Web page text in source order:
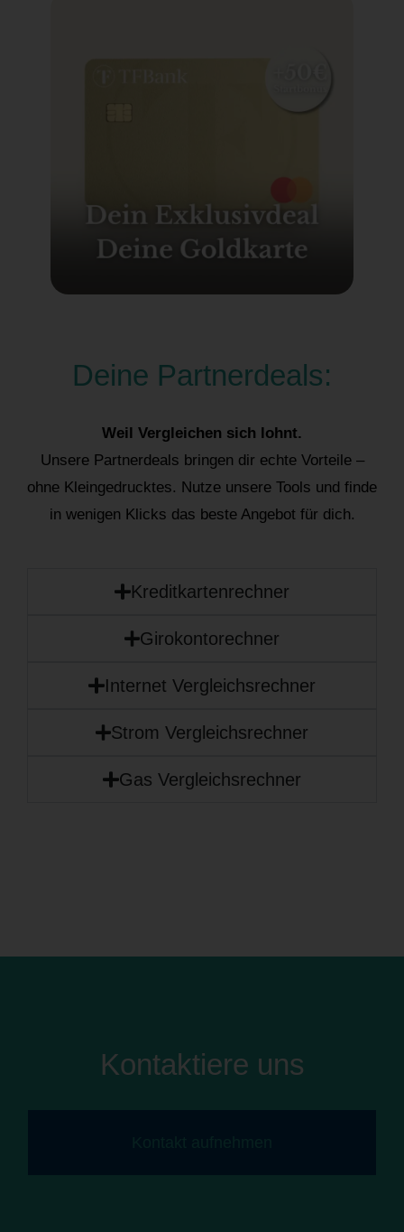
Deine Partnerdeals:
Weil Vergleichen sich lohnt.
Unsere Partnerdeals bringen dir echte Vorteile –
ohne Kleingedrucktes. Nutze unsere Tools und finde
in wenigen Klicks das beste Angebot für dich.
Kreditkartenrechner
Girokontorechner
Internet Vergleichsrechner
Strom Vergleichsrechner
Gas Vergleichsrechner
Kontaktiere uns